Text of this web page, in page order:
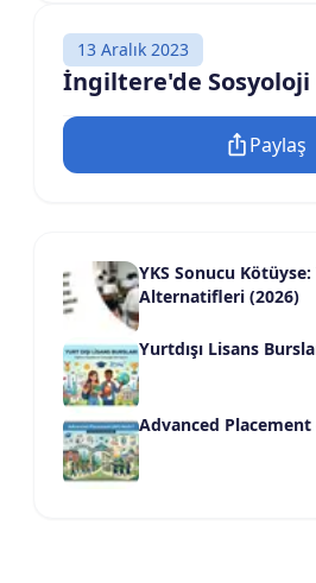
13 Aralık 2023
İngiltere'de
Paylaş
YKS Sonucu Kötüyse:
Alternatifleri (2026)
Yurtdışı Lisans
Advanced Placement